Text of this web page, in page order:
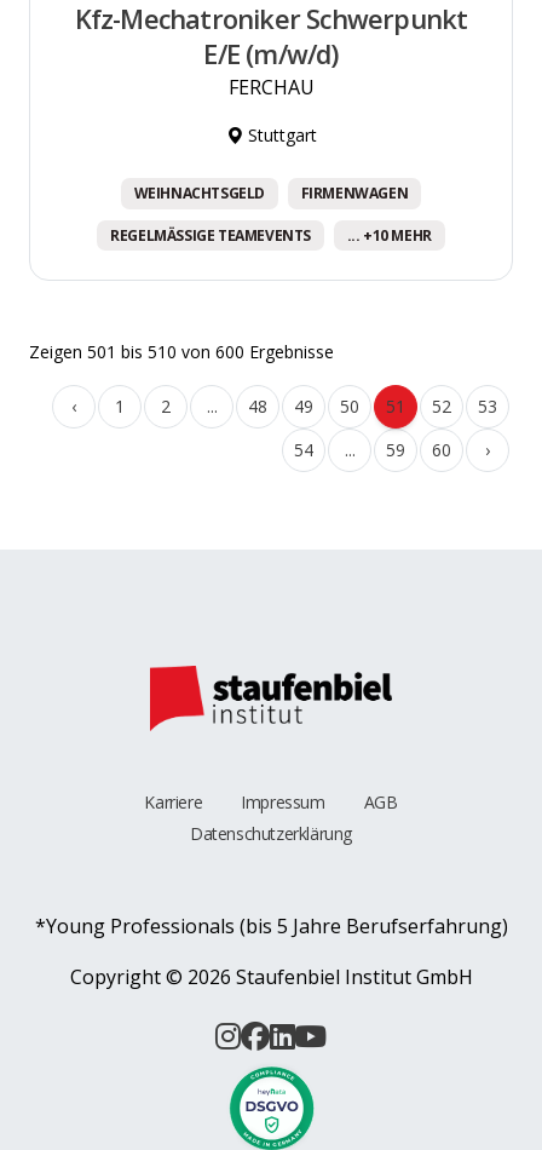
Kfz-Mechatroniker Schwerpunkt
E/E (m/w/d)
FERCHAU
Stuttgart
WEIHNACHTSGELD FIRMENWAGEN
REGELMÄSSIGE TEAMEVENTS ... +10 MEHR
Zeigen 501 bis 510 von 600 Ergebnisse
‹ 1 2 ... 48 49 50 51 52
53
54
... 59 60 ›
Karriere Impressum
AGB
Datenschutzerklärung
*Young Professionals (bis 5 Jahre Berufserfahrung)
Copyright © 2026 Staufenbiel Institut GmbH